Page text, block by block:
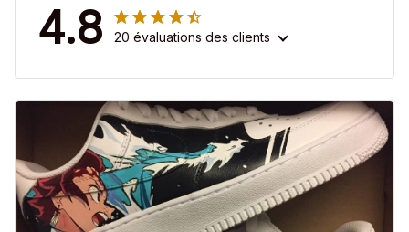
4.8 20 évaluations des clients